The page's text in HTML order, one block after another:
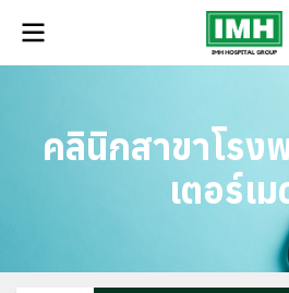
คลินิกสาขาโรง
เตอร์เ